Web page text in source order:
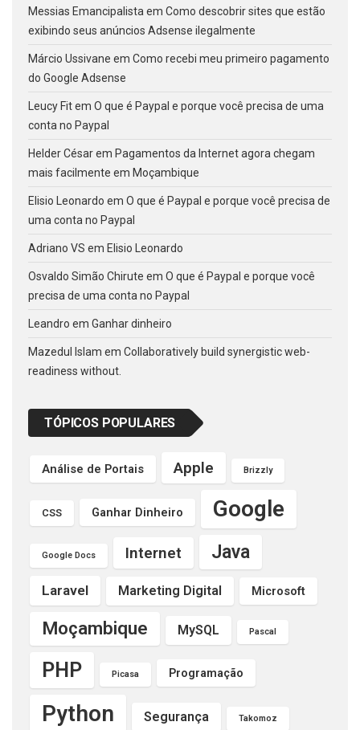
Messias Emancipalista em Como descobrir sites que estão
exibindo seus anúncios Adsense ilegalmente
Márcio Ussivane em Como recebi meu primeiro pagamento
do Google Adsense
Leucy Fitem O que é Paypal e porque você precisa de uma
conta no Paypal
Helder Césarem Pagamentos da Internet agora chegam
mais facilmente em Moçambique
Elisio Leonardo em O que é Paypal e porque você precisa de
uma conta no Paypal
Adriano VS em Elisio Leonardo
Osvaldo Simão Chirute em O que é Paypal e porque você
precisa de uma conta no Paypal
Leandro em Ganhar dinheiro
Mazedul Islam em Collaboratively build synergistic web-
readiness without.
TÓPICOS POPULARES
Análise de Portais Apple Brizzly
CSS Ganhar Dinheiro Google
Google Docs Internet Java
Laravel Marketing Digital Microsoft
Moçambique MySQL Pascal
PHP Picasa Programação
Python Segurança Takomoz